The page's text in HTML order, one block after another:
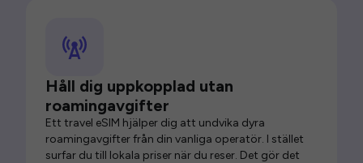
Håll dig uppkopplad utan
roamingavgifter
Ett travel eSIM hjälper dig att undvika dyra
roamingavgifter från din vanliga operatör. I stället
surfar du till lokala priser när du reser. Det gör det